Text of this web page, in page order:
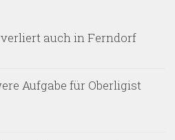
auch in Ferndorf
Aufgabe für Oberligist